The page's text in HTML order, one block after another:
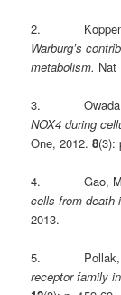
2. Koppenol,
Warburg’s
metabolism. Nat
3. Owada,
NOX4 during
One, 2012.8(3):
4. Gao,
cells from death
2013.
5. Pollak,
receptor family